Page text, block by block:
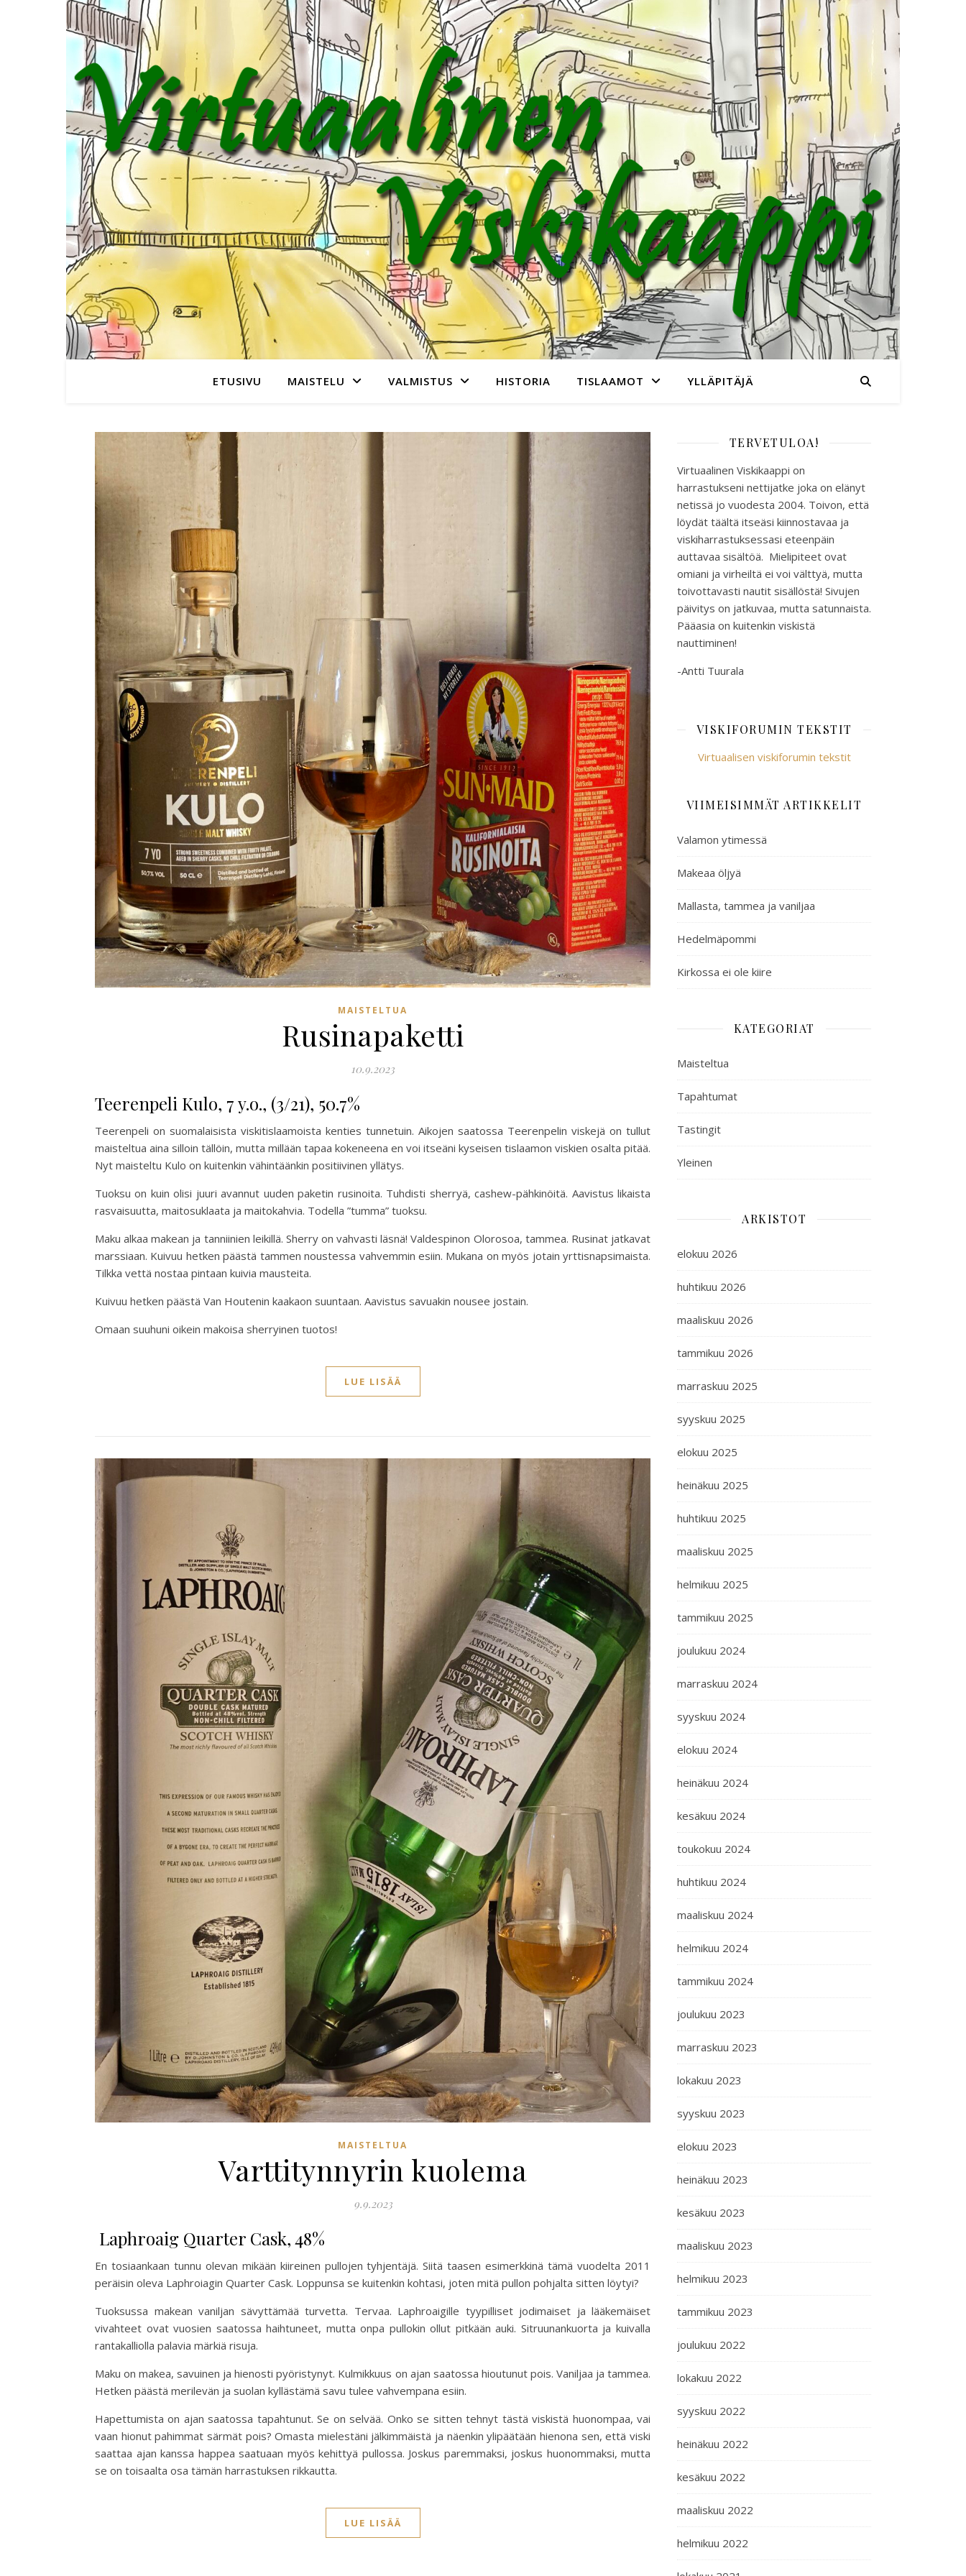
ETUSIVU MAISTELU VALMISTUS HISTORIA TISLAAMOT YLLÄPITÄJÄ
MAISTELTUA
Rusinapaketti
10.9.2023
Teerenpeli Kulo, 7 y.o., (3/21), 50.7%
Teerenpeli on suomalaisista viskitislaamoista kenties tunnetuin. Aikojen saatossa Teerenpelin viskejä on tullut
maisteltua aina silloin tällöin, mutta millään tapaa kokeneena en voi itseäni kyseisen tislaamon viskien osalta pitää.
Nyt maisteltu Kulo on kuitenkin vähintäänkin positiivinen yllätys.
Tuoksu on kuin olisi juuri avannut uuden paketin rusinoita. Tuhdisti sherryä, cashew-pähkinöitä. Aavistus likaista
rasvaisuutta, maitosuklaata ja maitokahvia. Todella ”tumma” tuoksu.
Makualkaa makean ja tanniinien leikillä. Sherry on vahvasti läsnä! Valdespinon Olorosoa, tammea. Rusinat jatkavat
marssiaan. Kuivuu hetken päästä tammen noustessa vahvemmin esiin. Mukana on myös jotain yrttisnapsimaista.
Tilkka vettä nostaa pintaan kuivia mausteita.
Kuivuu hetken päästä Van Houtenin kaakaon suuntaan. Aavistus savuakin nousee jostain.
Omaan suuhuni oikein makoisa sherryinen tuotos!
LUE LISÄÄ
MAISTELTUA
Varttitynnyrin kuolema
9.9.2023
Laphroaig Quarter Cask, 48%
En tosiaankaan tunnu olevan mikään kiireinen pullojen tyhjentäjä. Siitä taasen esimerkkinä tämä vuodelta 2011
peräisin oleva Laphroiagin Quarter Cask. Loppunsa se kuitenkin kohtasi, joten mitä pullon pohjalta sitten löytyi?
Tuoksussa makean vaniljan sävyttämää turvetta. Tervaa. Laphroaigille tyypilliset jodimaiset ja lääkemäiset
vivahteet ovat vuosien saatossa haihtuneet, mutta onpa pullokin ollut pitkään auki. Sitruunankuorta ja kuivalla
rantakalliolla palavia märkiä risuja.
Maku on makea, savuinen ja hienosti pyöristynyt. Kulmikkuus on ajan saatossa hioutunut pois. Vaniljaa ja tammea.
Hetken päästä merilevän ja suolan kyllästämä savu tulee vahvempana esiin.
Hapettumista on ajan saatossa tapahtunut. Se on selvää. Onko se sitten tehnyt tästä viskistä huonompaa, vai
vaan hionut pahimmat särmät pois? Omasta mielestäni jälkimmäistä ja näenkin ylipäätään hienona sen, että viski
saattaa ajan kanssa happea saatuaan myös kehittyä pullossa. Joskus paremmaksi, joskus huonommaksi, mutta
se on toisaalta osa tämän harrastuksen rikkautta.
LUE LISÄÄ
TERVETULOA!
Virtuaalinen Viskikaappi on
harrastukseni nettijatke joka on elänyt
netissä jo vuodesta 2004. Toivon, että
löydät täältä itseäsi kiinnostavaa ja
viskiharrastuksessasi eteenpäin
auttavaa sisältöä. Mielipiteet ovat
omiani ja virheiltä ei voi välttyä, mutta
toivottavasti nautit sisällöstä! Sivujen
päivitys on jatkuvaa, mutta satunnaista.
Pääasia on kuitenkin viskistä
nauttiminen!
-Antti Tuurala
VISKIFORUMIN TEKSTIT
Virtuaalisen viskiforumin tekstit
VIIMEISIMMÄT ARTIKKELIT
Valamon ytimessä
Makeaa öljyä
Mallasta, tammea ja vaniljaa
Hedelmäpommi
Kirkossa ei ole kiire
KATEGORIAT
Maisteltua
Tapahtumat
Tastingit
Yleinen
ARKISTOT
elokuu 2026
huhtikuu 2026
maaliskuu 2026
tammikuu 2026
marraskuu 2025
syyskuu 2025
elokuu 2025
heinäkuu 2025
huhtikuu 2025
maaliskuu 2025
helmikuu 2025
tammikuu 2025
joulukuu 2024
marraskuu 2024
syyskuu 2024
elokuu 2024
heinäkuu 2024
kesäkuu 2024
toukokuu 2024
huhtikuu 2024
maaliskuu 2024
helmikuu 2024
tammikuu 2024
joulukuu 2023
marraskuu 2023
lokakuu 2023
syyskuu 2023
elokuu 2023
heinäkuu 2023
kesäkuu 2023
maaliskuu 2023
helmikuu 2023
tammikuu 2023
joulukuu 2022
lokakuu 2022
syyskuu 2022
heinäkuu 2022
kesäkuu 2022
maaliskuu 2022
helmikuu 2022